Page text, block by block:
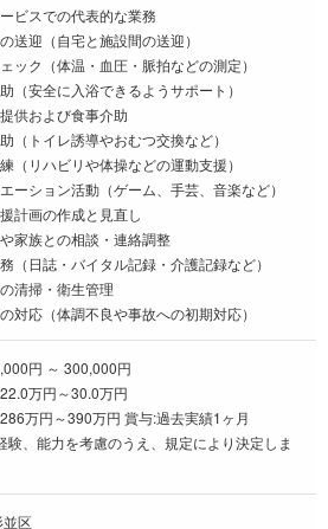
ビスでの代表的な業務
送迎（自宅と施設間の送迎）
ック（体温・血圧・脈拍などの測定）
（安全に入浴できるようサポート）
供および食事介助
（トイレ誘導やおむつ交換など）
（リハビリや体操などの運動支援）
ーション活動（ゲーム、手芸、音楽など）
計画の作成と見直し
や家族との相談・連絡調整
（日誌・バイタル記録・介護記録など）
清掃・衛生管理
対応（体調不良や事故への初期対応）
円 ～ 300,000円
22.0万円～30.0万円
286万円～390万円 賞与:過去実績1ヶ月
験、能力を考慮のうえ、規定により決定しま
並区